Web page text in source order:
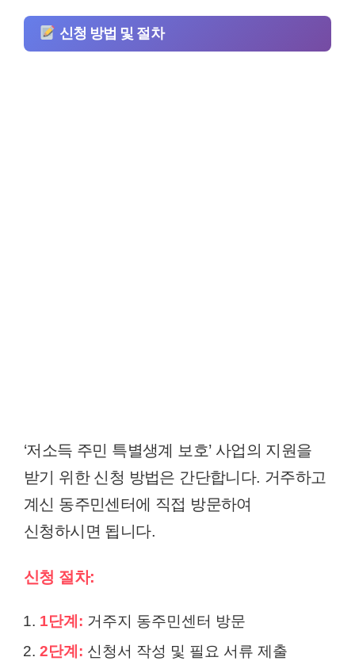
신청 방법 및 절차
‘저소득 주민 특별생계 보호’ 사업의 지원을
받기 위한 신청 방법은 간단합니다. 거주하고
계신 동주민센터에 직접 방문하여
신청하시면 됩니다.
신청 절차:
1단계: 거주지 동주민센터 방문
2단계: 신청서 작성 및 필요 서류 제출